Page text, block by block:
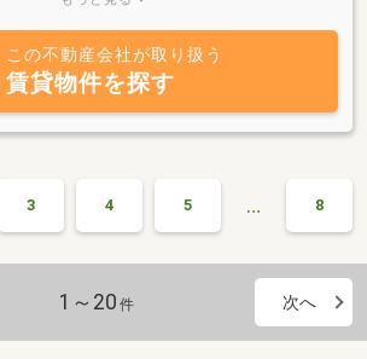
ハイム、大和ハウス、大東建託、レオパレス
この不動産会社が取り扱う
賃貸物件を探す
3 4 5 … 8
1～20 件 次へ